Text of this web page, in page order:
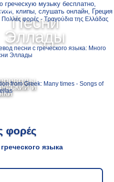
Песни
Эллады
и
φορές
языка